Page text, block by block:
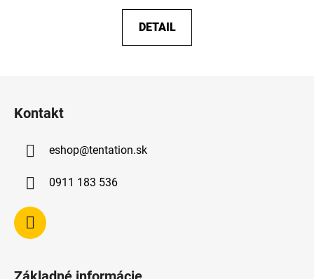
DETAIL
Kontakt
eshop@tentation.sk
0911 183 536